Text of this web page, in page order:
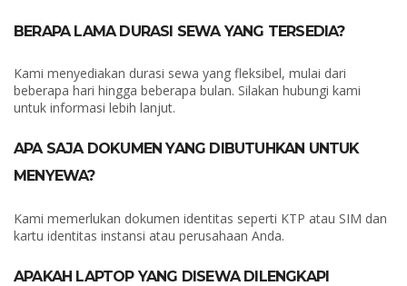
BERAPA LAMA DURASI SEWA YANG TERSEDIA?
Kami menyediakan durasi sewa yang fleksibel, mulai dari
beberapa hari hingga beberapa bulan. Silakan hubungi kami
untuk informasi lebih lanjut.
APA SAJA DOKUMEN YANG DIBUTUHKAN UNTUK
MENYEWA?
Kami memerlukan dokumen identitas seperti KTP atau SIM dan
kartu identitas instansi atau perusahaan Anda.
APAKAH LAPTOP YANG DISEWA DILENGKAPI